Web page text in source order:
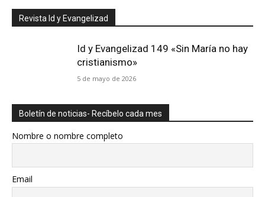
Revista Id y Evangelizad
Id y Evangelizad 149 «Sin María no hay
cristianismo»
5 de mayo de 2026
Boletín de noticias- Recíbelo cada mes
Nombre o nombre completo
Email